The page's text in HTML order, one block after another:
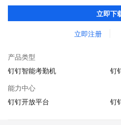
DING消息任务管理，让沟通更高效
会，钉钉文档，钉钉教育解决方案。
立即下
立即注册
产品类型
钉钉智能考勤机
钉
能力中心
钉钉开放平台
钉